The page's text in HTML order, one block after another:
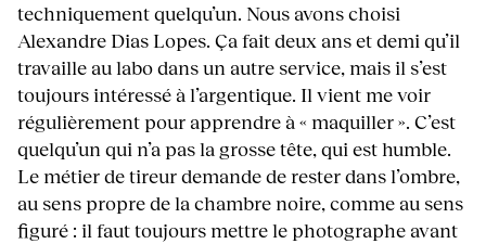
techniquement quelqu’un. Nous avons choisi
Alexandre Dias Lopes. Ça fait deux ans et demi qu’il
travaille au labo dans un autre service, mais il s’est
toujours intéressé à l’argentique. Il vient me voir
régulièrement pour apprendre à « maquiller ». C’est
quelqu’un qui n’a pas la grosse tête, qui est humble.
Le métier de tireur demande de rester dans l’ombre,
au sens propre de la chambre noire, comme au sens
figuré : il faut toujours mettre le photographe avant